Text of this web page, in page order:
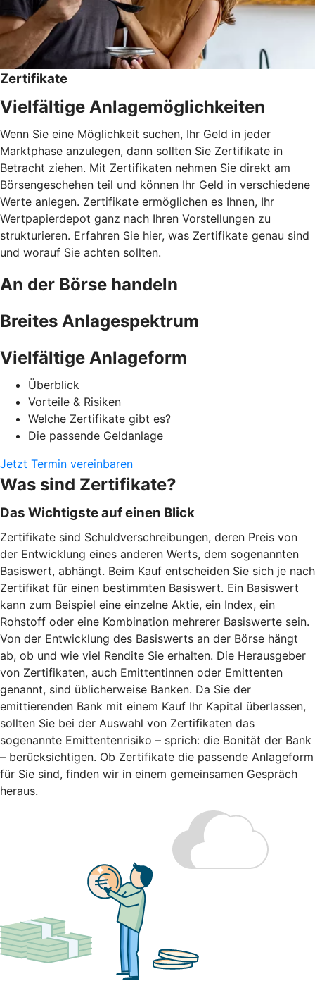
Zertifikate
Vielfältige Anlagemöglichkeiten
Wenn Sie eine Möglichkeit suchen, Ihr Geld in jeder
Marktphase anzulegen, dann sollten Sie Zertifikate in
Betracht ziehen. Mit Zertifikaten nehmen Sie direkt am
Börsengeschehen teil und können Ihr Geld in verschiedene
Werte anlegen. Zertifikate ermöglichen es Ihnen, Ihr
Wertpapierdepot ganz nach Ihren Vorstellungen zu
strukturieren. Erfahren Sie hier, was Zertifikate genau sind
und worauf Sie achten sollten.
An der Börse handeln
Breites Anlagespektrum
Vielfältige Anlageform
Überblick
Vorteile & Risiken
Welche Zertifikate gibt es?
Die passende Geldanlage
Jetzt Termin vereinbaren
Was sind Zertifikate?
Das Wichtigste auf einen Blick
Zertifikate sind Schuldverschreibungen, deren Preis von
der Entwicklung eines anderen Werts, dem sogenannten
Basiswert, abhängt. Beim Kauf entscheiden Sie sich je nach
Zertifikat für einen bestimmten Basiswert. Ein Basiswert
kann zum Beispiel eine einzelne Aktie, ein Index, ein
Rohstoff oder eine Kombination mehrerer Basiswerte sein.
Von der Entwicklung des Basiswerts an der Börse hängt
ab, ob und wie viel Rendite Sie erhalten. Die Herausgeber
von Zertifikaten, auch Emittentinnen oder Emittenten
genannt, sind üblicherweise Banken. Da Sie der
emittierenden Bank mit einem Kauf Ihr Kapital überlassen,
sollten Sie bei der Auswahl von Zertifikaten das
sogenannte Emittentenrisiko – sprich: die Bonität der Bank
– berücksichtigen. Ob Zertifikate die passende Anlageform
für Sie sind, finden wir in einem gemeinsamen Gespräch
heraus.